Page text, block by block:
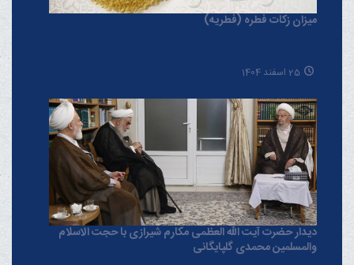
میزان زکات فطره (فطریه)
25 اسفند 1404
دیدار حضرت آیت الله العظمی مکارم شیرازی با حجت الاسلام
والمسلمین محمدی گلپایگانی